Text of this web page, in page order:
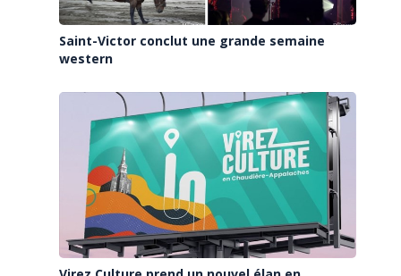
Saint-Victor conclut une grande semaine
western